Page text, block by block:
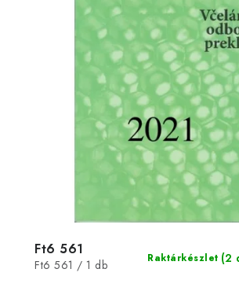
Raktárkészlet (2
Ft6 561
Egységár:
Ft6 561 / 1 db